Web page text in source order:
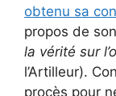
obtenu sa
propos de
la vérité sur
l’Artilleur).
procès pour